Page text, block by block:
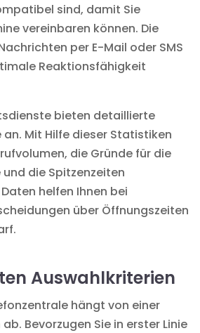
sind, damit Sie
vereinbaren können. Die
per E-Mail oder SMS
Reaktionsfähigkeit
bieten detaillierte
Mit Hilfe dieser Statistiken
die Gründe für die
die Spitzenzeiten
helfen Ihnen bei
über Öffnungszeiten
Auswahlkriterien
hängt von einer
Bevorzugen Sie in erster Linie